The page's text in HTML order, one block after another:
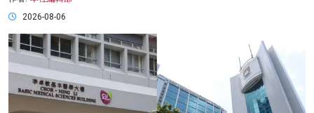
2026-08-06